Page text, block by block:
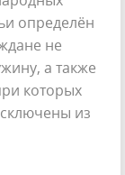
определён
не
а также
которых
из